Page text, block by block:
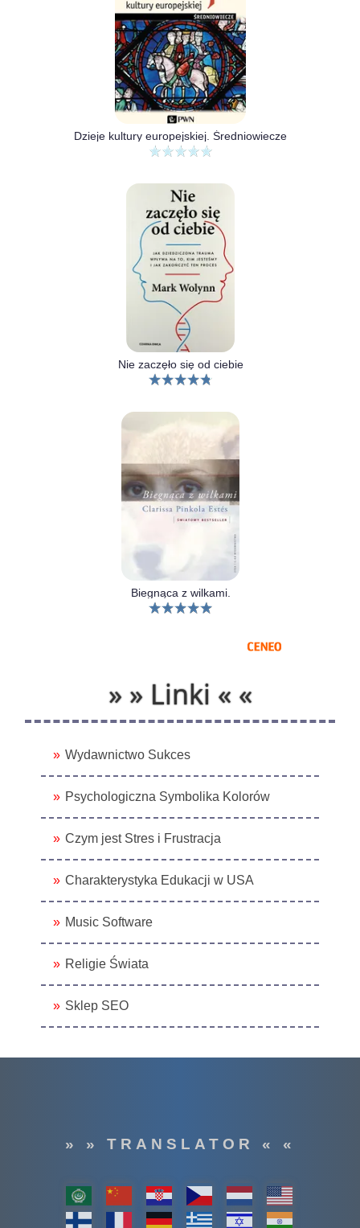
Dzieje kultury europejskiej. Średniowiecze
Nie zaczęło się od ciebie
Biegnąca z wilkami.
» » Linki « «
Wydawnictwo Sukces
Psychologiczna Symbolika Kolorów
Czym jest Stres i Frustracja
Charakterystyka Edukacji w USA
Music Software
Religie Świata
Sklep SEO
» » TRANSLATOR « «